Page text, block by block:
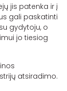
jis patenka ir į
gali paskatinti
gydytoju, o
jo tiesiog
strijų atsiradimo.